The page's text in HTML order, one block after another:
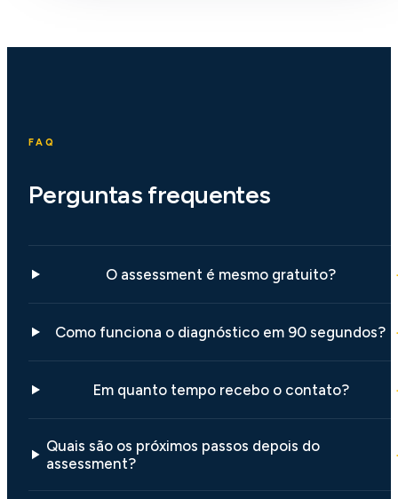
FAQ
Perguntas frequentes
O assessment é mesmo gratuito?
Como funciona o diagnóstico em 90 segundos?
Em quanto tempo recebo o contato?
Quais são os próximos passos depois do
assessment?